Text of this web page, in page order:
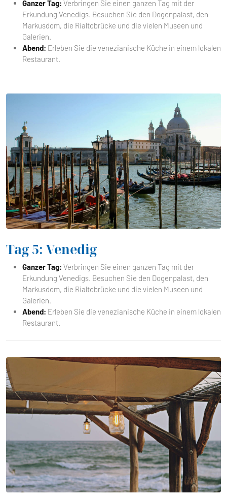
Ganzer Tag: Verbringen Sie einen ganzen Tag mit der
Erkundung Venedigs. Besuchen Sie den Dogenpalast, den
Markusdom, die Rialtobrücke und die vielen Museen und
Galerien.
Abend: Erleben Sie die venezianische Küche in einem lokalen
Restaurant.
Tag 5: Venedig
Ganzer Tag: Verbringen Sie einen ganzen Tag mit der
Erkundung Venedigs. Besuchen Sie den Dogenpalast, den
Markusdom, die Rialtobrücke und die vielen Museen und
Galerien.
Abend: Erleben Sie die venezianische Küche in einem lokalen
Restaurant.